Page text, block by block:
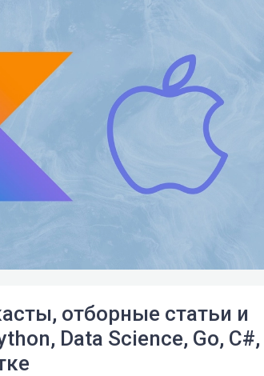
отборные статьи и
Data Science, Go, C#,